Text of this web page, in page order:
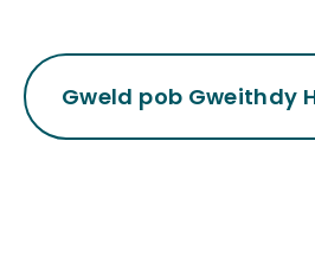
Gweld pob Gweithdy